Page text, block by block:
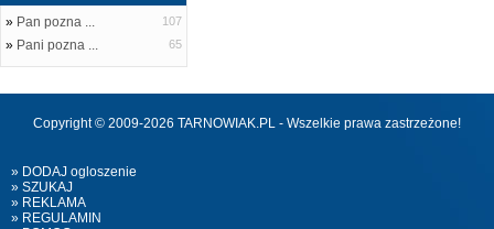
» Pan pozna ... 107
» Pani pozna ... 65
Copyright © 2009-2026 TARNOWIAK.PL - Wszelkie prawa zastrzeżone!
» DODAJ ogloszenie
» SZUKAJ
» REKLAMA
» REGULAMIN